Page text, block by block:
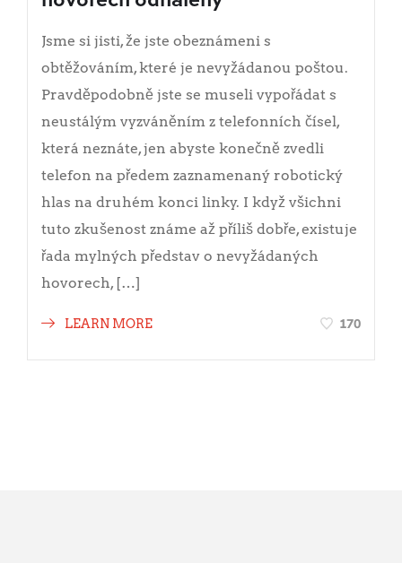
Jsme si jisti, že jste obeznámeni s
obtěžováním, které je nevyžádanou poštou.
Pravděpodobně jste se museli vypořádat s
neustálým vyzváněním z telefonních čísel,
která neznáte, jen abyste konečně zvedli
telefon na předem zaznamenaný robotický
hlas na druhém konci linky. I když všichni
tuto zkušenost známe až příliš dobře, existuje
řada mylných představ o nevyžádaných
hovorech, […]
LEARN MORE 170